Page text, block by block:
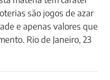
são jogos de azar
e apenas valores que
Rio de Janeiro, 23